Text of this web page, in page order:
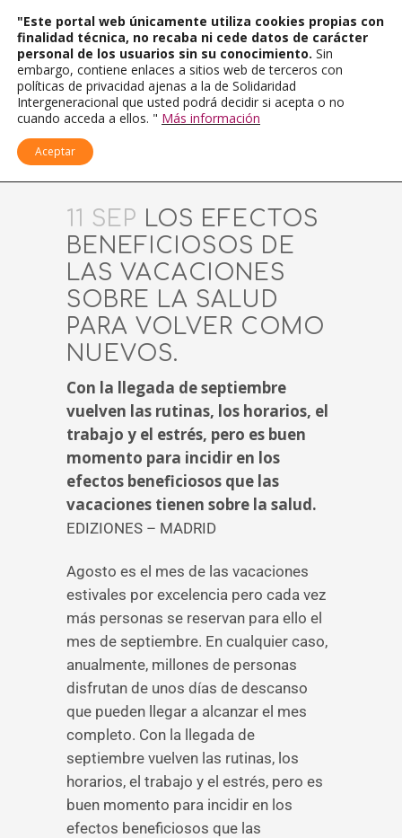
11 SEP LOS EFECTOS
BENEFICIOSOS DE
LAS VACACIONES
SOBRE LA SALUD
PARA VOLVER COMO
NUEVOS.
Con la llegada de septiembre
vuelven las rutinas, los horarios, el
trabajo y el estrés, pero es buen
momento para incidir en los
efectos beneficiosos que las
vacaciones tienen sobre la salud.
EDIZIONES – MADRID
Agosto es el mes de las vacaciones
estivales por excelencia pero cada vez
más personas se reservan para ello el
mes de septiembre. En cualquier caso,
anualmente, millones de personas
disfrutan de unos días de descanso
que pueden llegar a alcanzar el mes
completo. Con la llegada de
septiembre vuelven las rutinas, los
horarios, el trabajo y el estrés, pero es
buen momento para incidir en los
efectos beneficiosos que las
"Este portal web únicamente utiliza cookies propias con
finalidad técnica, no recaba ni cede datos de carácter
personal de los usuarios sin su conocimiento. Sin
embargo, contiene enlaces a sitios web de terceros con
políticas de privacidad ajenas a la de Solidaridad
Intergeneracional que usted podrá decidir si acepta o no
cuando acceda a ellos. " Más información
Aceptar